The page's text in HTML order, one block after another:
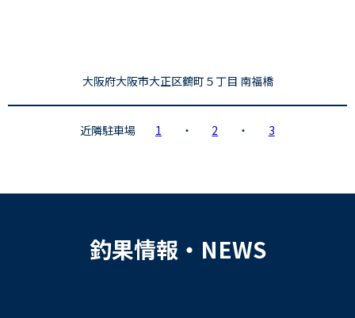
大阪府大阪市大正区鶴町５丁目 南福橋
近隣駐車場 1 ・ 2 ・ 3
釣果情報・NEWS